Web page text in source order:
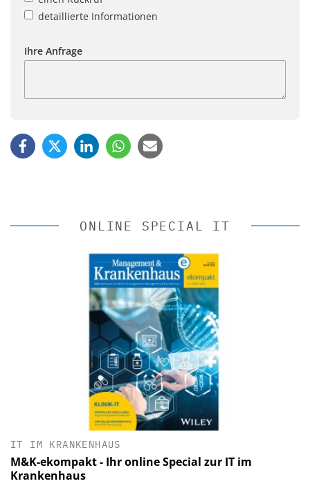
detaillierte Informationen
Ihre Anfrage
ONLINE SPECIAL IT
IT IM KRANKENHAUS
M&K-ekompakt - Ihr online Special zur IT im
Krankenhaus